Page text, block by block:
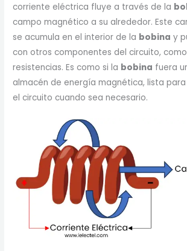
corriente eléctrica fluye a través de la
campo magnético a su alrededor. Este
se acumula en el interior de la bobina y
con otros componentes del circuito,
resistencias. Es como si la bobina fuera
almacén de energía magnética, lista
el circuito cuando sea necesario.